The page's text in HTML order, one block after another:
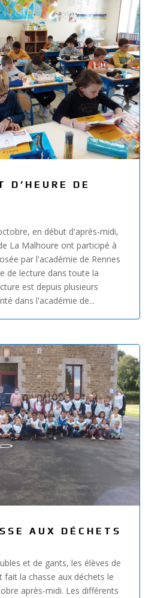
D’HEURE DE
en début d'après-midi,
La Malhoure ont participé à
par l'académie de Rennes
de lecture dans toute la
est depuis plusieurs
dans l'académie de...
AUX DÉCHETS
et de gants, les élèves de
fait la chasse aux déchets le
après-midi. Les différents